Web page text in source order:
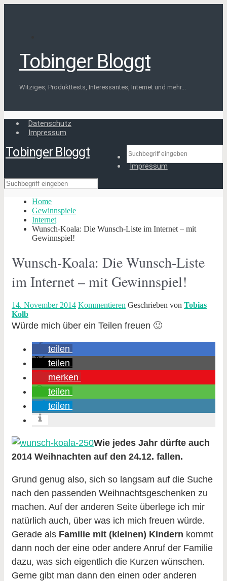
Tobinger Bloggt
Witziges, Produkttests, Interessantes, Internet und mehr...
Datenschutz
Impressum
Tobinger Bloggt
Datenschutz
Impressum
Home
Gewinnspiele
Internet
Wunsch-Koala: Die Wunsch-Liste im Internet – mit
Gewinnspiel!
Wunsch-Koala: Die Wunsch-Liste
im Internet – mit Gewinnspiel!
14. November 2014 Kommentieren Geschrieben von Tobias
Kolb
Würde mich über ein Teilen freuen 🙂
teilen
teilen
merken
teilen
teilen
Wie jedes Jahr dürfte auch
2014 Weihnachten auf den 24.12. fallen.
Grund genug also, sich so langsam auf die Suche
nach den passenden Weihnachtsgeschenken zu
machen. Auf der anderen Seite überlege ich mir
natürlich auch, über was ich mich freuen würde.
Gerade als Familie mit (kleinen) Kindern kommt
dann noch der eine oder andere Anruf der Familie
dazu, was sich eigentlich die Kurzen wünschen.
Gerne gibt man dann den einen oder anderen